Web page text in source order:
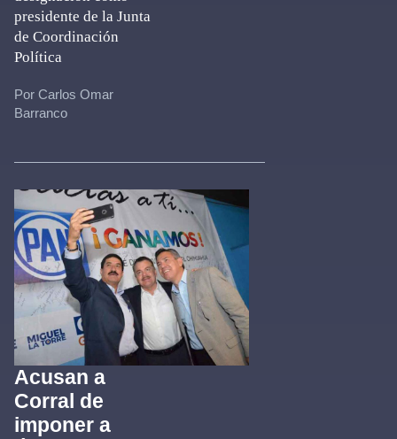
presidente de la Junta
de Coordinación
Política
Por Carlos Omar
Barranco
Acusan a
Corral de
imponer a